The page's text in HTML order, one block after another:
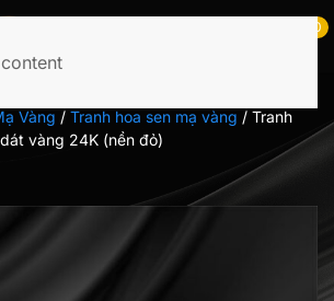
Tìm
0
Vàng / Tranh hoa sen mạ vàng / Tranh
vàng 24K (nền đỏ)